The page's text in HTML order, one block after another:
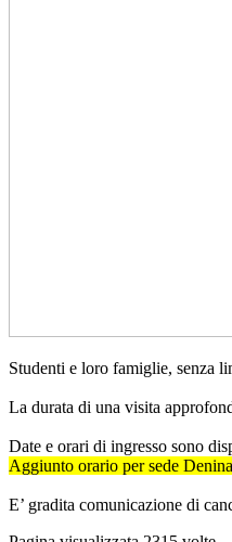
Studenti e loro famiglie, senza
La durata di una visita
Date e orari di ingresso sono
Aggiunto orario per sede
E’ gradita comunicazione di